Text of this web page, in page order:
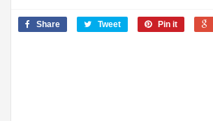
Share Tweet Pin it